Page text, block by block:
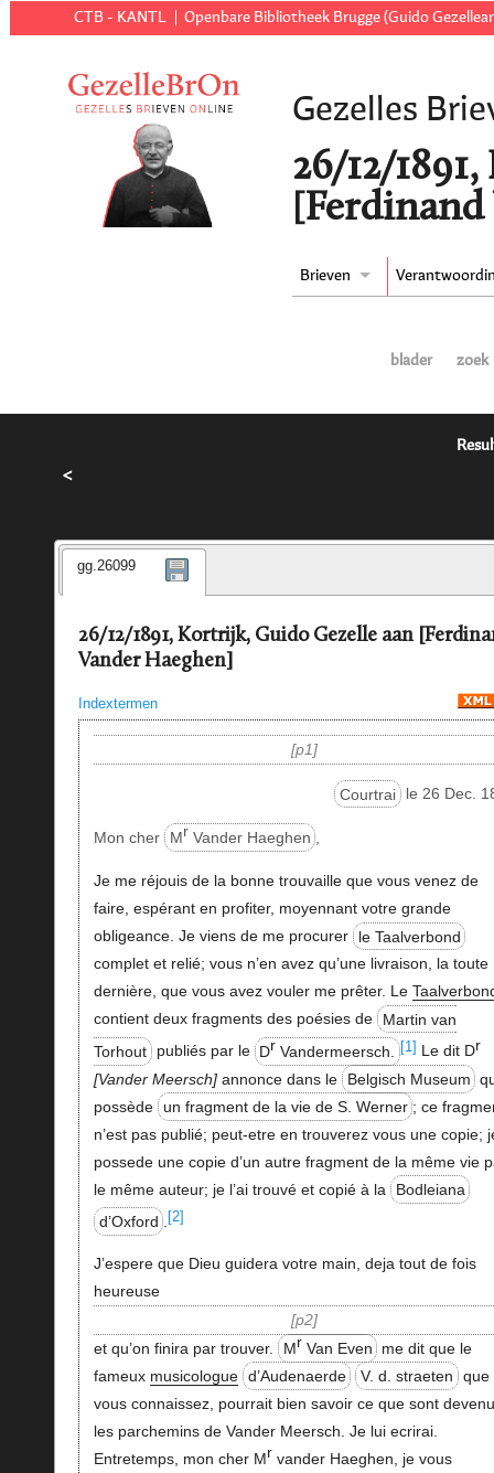
CTB - KANTL Openbare Bibliotheek Brugge (Guido
Gezelles
26/12/
[Ferdinand
Brieven
blader zoek
<
gg.26099
26/12/1891, Kortrijk, Guido Gezelle aan
Vander Haeghen]
Indextermen
p1
Courtrai le 26 Dec.
Mon cher Mr Vander Haeghen
Je me réjouis de la bonne trouvaille que vous venez de
faire, espérant en profiter, moyennant votre grande
obligeance. Je viens de me procurer
le Taalverbond
complet et relié; vous n’en avez qu’une livraison, la toute
dernière, que vous avez vouler me prêter. Le
contient deux fragments des poésies de
Martin van
Torhout publiés par le Dr Vandermeersch. [1] Le dit Dr
Vander Meersch annonce dans le Belgisch Museum
possède
un fragment de la vie de S. Werner ; ce
n’est pas publié; peut-etre en trouverez vous une copie;
possede une copie d’un autre fragment de la même vie
le même auteur; je l’ai trouvé et copié à la
Bodleiana
d’Oxford
[2]
J’espere que Dieu guidera votre main, deja tout de fois
heureuse
p2
et qu’on finira par trouver.
Mr Van Even
me dit que le
fameux musicologue d’Audenaerde V. d. straeten
que
vous connaissez, pourrait bien savoir ce que sont
les parchemins de Vander Meersch. Je lui ecrirai.
Entretemps, mon cher Mr vander Haeghen, je vous